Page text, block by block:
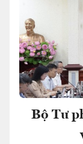
Bộ Tư